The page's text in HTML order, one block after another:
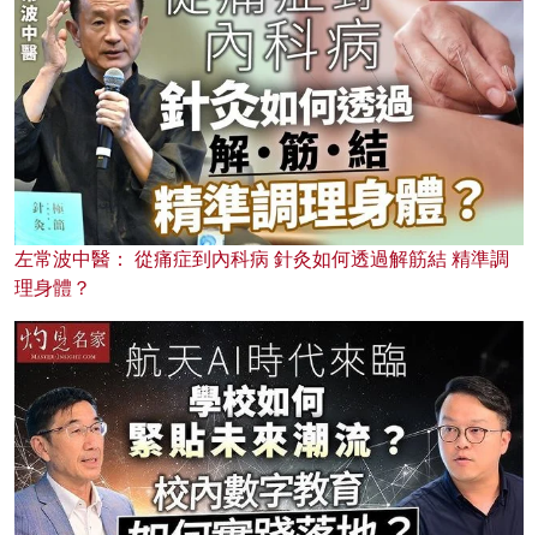
左常波中醫： 從痛症到內科病 針灸如何透過解筋結 精準調
理身體？